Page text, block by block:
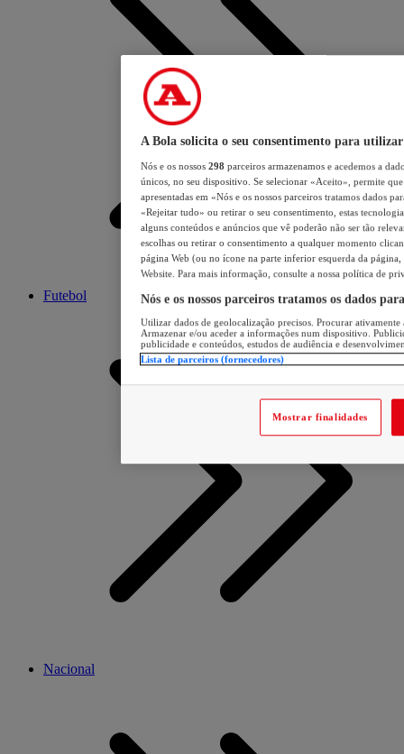
Futebol
Nacional
A Bola solicita o seu consentimento para utilizar
Nós e os nossos 298 parceiros armazenamos e acedemos a
únicos, no seu dispositivo. Se selecionar «Aceito», permite
apresentadas em «Nós e os nossos parceiros tratamos dados
«Rejeitar tudo» ou retirar o seu consentimento, estas
alguns conteúdos e anúncios que vê poderão não ser tão
escolhas ou retirar o consentimento a qualquer momento
página Web (ou no ícone na parte inferior esquerda da página,
Website. Para mais informação, consulte a nossa política de
Nós e os nossos parceiros tratamos os dados
Utilizar dados de geolocalização precisos. Procurar
Armazenar e/ou aceder a informações num dispositivo.
publicidade e conteúdos, estudos de audiência e
Lista de parceiros (fornecedores)
Mostrar finalidades